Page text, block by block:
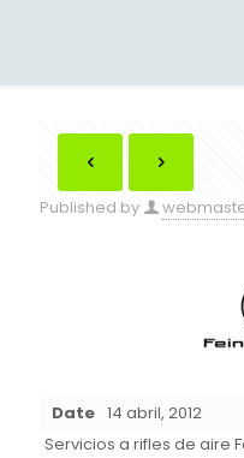
Published by
Date 14 abril, 2012
Servicios a rifles de aire